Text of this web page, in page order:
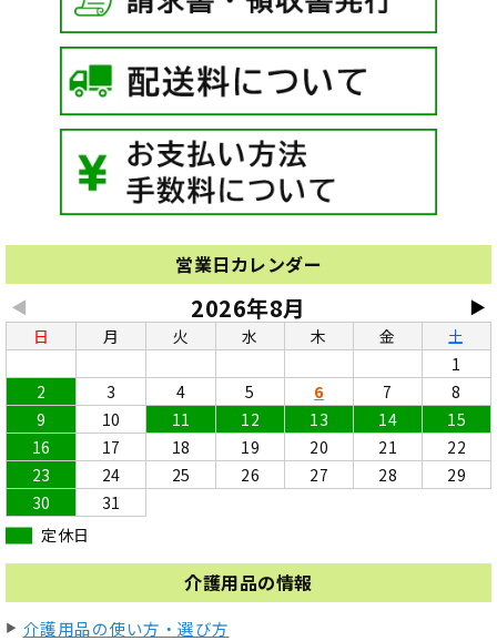
営業日カレンダー
◀ ▶
2026年8月
日 月 火 水 木 金
土
1
2
3 4 5 6 7
8
9
10 11 12 13 14
15
16
17 18 19 20 21
22
23
24 25 26 27 28
29
30
31
定休日
介護用品の情報
介護用品の使い方・選び方